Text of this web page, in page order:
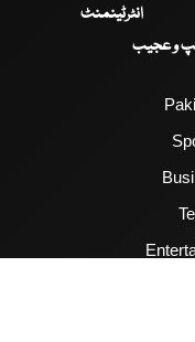
انٹرٹینمنٹ
و عجیب